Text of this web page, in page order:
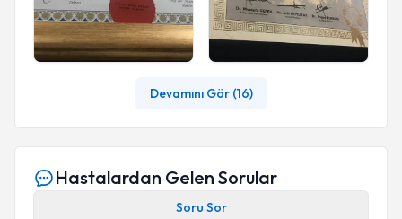
Devamını Gör (16)
Hastalardan Gelen Sorular
Soru Sor